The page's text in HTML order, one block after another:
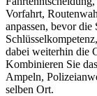
Vorfahrt,
anpassen, bevor
dabei weiterhin die
Kombinieren Sie
Ampeln,
selben Ort.